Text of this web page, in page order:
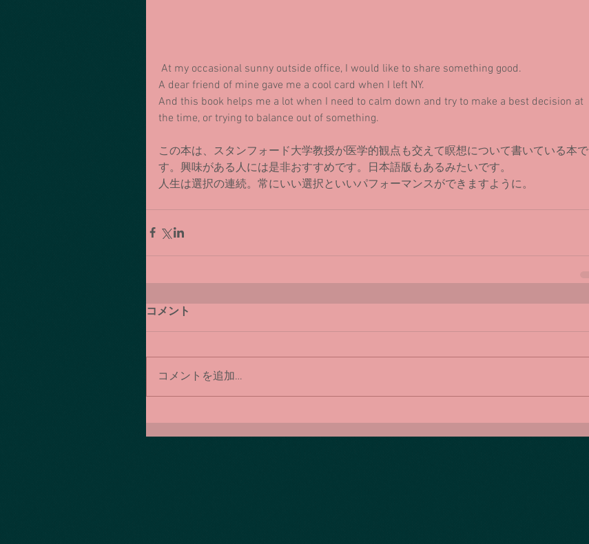
At my occasional sunny outside office, I would like to share something good.
A dear friend of mine gave me a cool card when I left NY.
And this book helps me a lot when I need to calm down and try to make a best decision at
the time, or trying to balance out of something.
この本は、スタンフォード大学教授が医学的観点も交えて瞑想について書いている本で
す。興味がある人には是非おすすめです。日本語版もあるみたいです。
人生は選択の連続。常にいい選択といいパフォーマンスができますように。
コメント
コメントを追加…